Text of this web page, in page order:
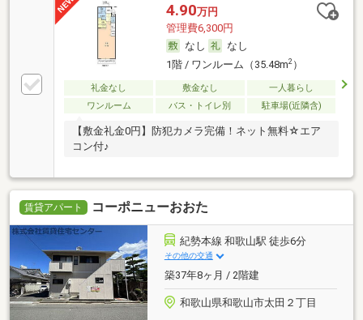
4.90万円
管理費6,300円
なし
なし
1階 / ワンルーム（35.48m2）
礼金なし 敷金なし
一人暮らし
ワンルーム
バス・トイレ別 駐車場(近隣含)
【敷金礼金0円】防犯カメラ完備！ネット無料☆エア
コン付♪
賃貸アパート コーポニューおおた
紀勢本線 和歌山駅 徒歩6分
その他の交通
築37年8ヶ月 / 2階建
和歌山県和歌山市太田２丁目